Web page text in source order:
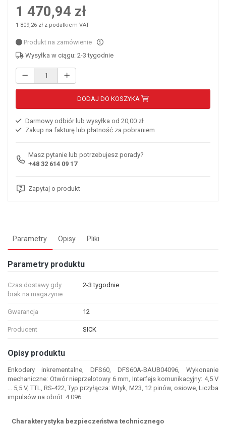
1 470,94 zł
1 809,26 zł z podatkiem VAT
Produkt na zamówienie
Wysyłka w ciągu: 2-3 tygodnie
DODAJ DO KOSZYKA
Darmowy odbiór lub wysyłka od 20,00 zł
Zakup na fakturę lub płatność za pobraniem
Masz pytanie lub potrzebujesz porady?
+48 32 614 09 17
Zapytaj o produkt
Parametry Opisy Pliki
Parametry produktu
Czas dostawy gdy
brak na magazynie
2-3 tygodnie
Gwarancja 12
Producent SICK
Opisy produktu
Enkodery inkrementalne, DFS60, DFS60A-BAUB04096, Wykonanie
mechaniczne: Otwór nieprzelotowy 6 mm, Interfejs komunikacyjny: 4,5 V
... 5,5 V, TTL, RS-422, Typ przyłącza: Wtyk, M23, 12 pinów, osiowe, Liczba
impulsów na obrót: 4.096
Charakterystyka bezpieczeństwa technicznego